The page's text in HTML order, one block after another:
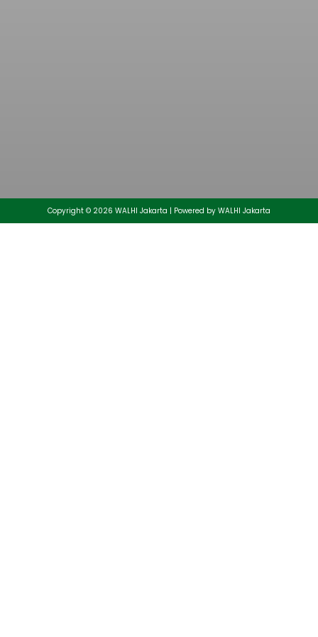
Copyright © 2026 WALHI Jakarta | Powered by WALHI Jakarta